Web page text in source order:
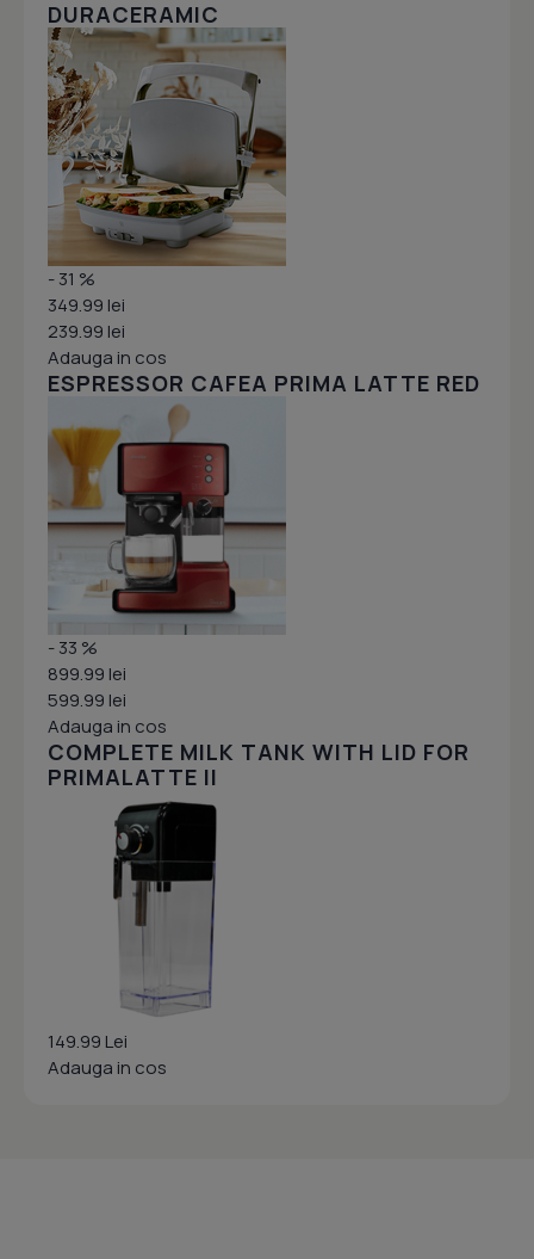
DURACERAMIC
- 31 %
349.99 lei
239.99 lei
Adauga in cos
ESPRESSOR CAFEA PRIMA LATTE RED
- 33 %
899.99 lei
599.99 lei
Adauga in cos
COMPLETE MILK TANK WITH LID FOR
PRIMALATTE II
149.99 Lei
Adauga in cos